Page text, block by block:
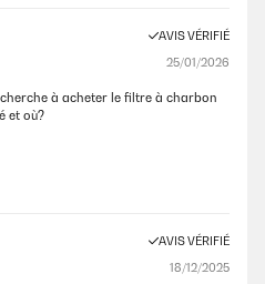
AVIS VÉRIFIÉ
25/01/2026
à acheter le filtre à charbon
et où?
AVIS VÉRIFIÉ
18/12/2025